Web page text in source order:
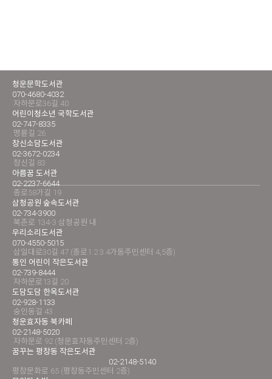
청운문학도서관
070-4680-4032
자하문로36길 40
어린이청소년 국학도서관
02-747-8335
명륜길 26
창신소담도서관
02-3672-0234
창신길 83
아름꿈 도서관
02-2237-6644
종로58가길 19
삼청공원 숲속도서관
02-734-3900
북촌로 134-3 삼청공원 내
우리소리도서관
070-4550-5015
삼일대로30길 47 (종로1.2.3.4가동주민센터 4,5층)
통인 어린이 작은도서관
02-739-8444
자하문로13길 20
도담도담 한옥도서관
02-928-1133
숭인동길 43
청운효자동 북카페
02-2148-5020
자하문로 92 (청운효자동주민센터 2층)
꿈꾸는 평창동 작은도서관
02-2148-5140
평창문화로 65 (평창동주민센터 2층)